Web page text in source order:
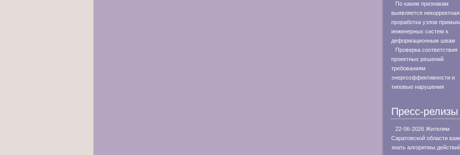
По каким признакам
выявляется некорректная
проработка узлов
инженерных систем к
деформационным швам
Проверка соответствия
проектных решений
требованиям
энергоэффективности и
типовые нарушения
Пресс-релизы
22-06-2026 Жителям
Саратовской области
знать алгоритмы